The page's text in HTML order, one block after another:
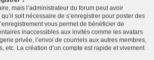
mais l’administrateur du forum peut avoir
soit nécessaire de s’enregistrer pour poster des
vous permet de bénéficier de
inaccessibles aux invités comme les avatars
privée, l’envoi de courriels aux autres membres,
etc. La création d’un compte est rapide et vivement